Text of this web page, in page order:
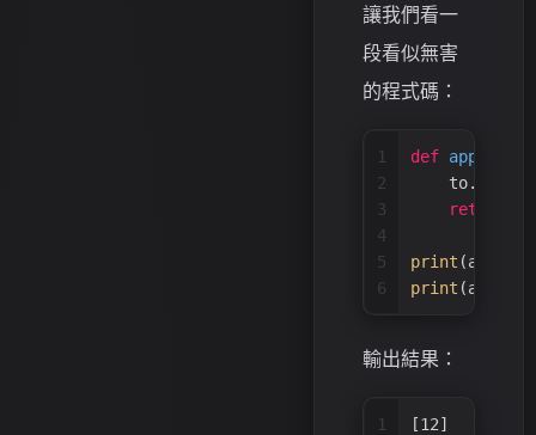
讓我們看一
段看似無害
的程式碼：
1
2
3
4
5
6
def append_to
return
print
print
輸出結果：
1
[12]